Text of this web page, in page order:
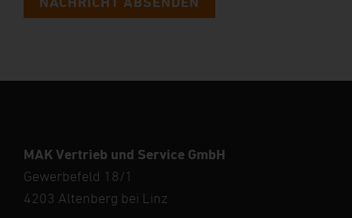
MAK Vertrieb und Service GmbH
Gewerbefeld 18/1
4203 Altenberg bei Linz